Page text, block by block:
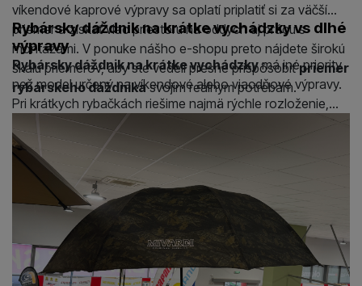
víkendové kaprové výpravy sa oplatí priplatiť si za väčší
priemer a získať viac priestoru na oddych aj prácu s
montážami. V ponuke nášho e-shopu preto nájdete širokú
škálu priemerov, aby ste vedeli presne prispôsobiťpriemer
rybárskeho dáždnikasvojim reálnym potrebám.
Rybársky dáždnik na krátke vychádzky vs dlhé
výpravy
Rybársky dáždnik na krátke vychádzkymá iné priority
než model určený na víkendové alebo viacdňové výpravy.
Pri krátkych rybačkách riešime najmä rýchle rozloženie,
nízku hmotnosť a skladnosť. Dáždnik často kombinujeme
len s kreslom a menšou taškou, takže nepotrebujeme
extrémne veľký priestor, skôr mobilitu a jednoduchú
manipuláciu.